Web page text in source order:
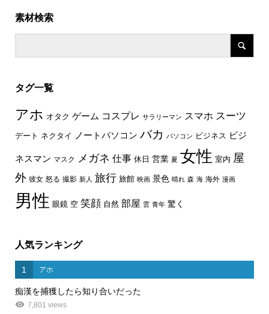
素材検索
タグ一覧
アホ オタク ゲーム コスプレ サラリーマン スマホ スーツ
デート ネクタイ ノートパソコン バカ パソコン ビジネス ビジ
ネスマン マスク メガネ 仕事 休日 営業 夏 女性 室内 屋
外 彼女 怒る 撮影 新人 旅行 旅館 映画 景色 晴れ 森 海 海外 漫画
男性 眼鏡 空 笑顔 自然 部屋 雲 青年 驚く
人気ランキング
1 アホ
痴漢を捕獲したら知り合いだった
7,801 views